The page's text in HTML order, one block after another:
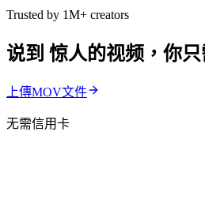
Trusted by 1M+ creators
说到 惊人的视频，你
上傳MOV文件
无需信用卡